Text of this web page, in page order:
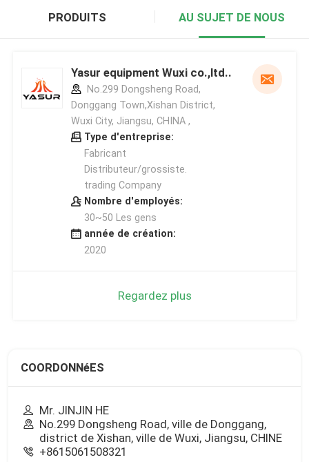
PRODUITS AU SUJET DE NOUS
Yasur equipment Wuxi co.,ltd..
No.299 Dongsheng Road,
Donggang Town,Xishan District,
Wuxi City, Jiangsu, CHINA ,
Type d'entreprise:
Fabricant
Distributeur/grossiste.
trading Company
Nombre d'employés:
30~50 Les gens
année de création:
2020
Regardez plus
COORDONNéES
Mr. JINJIN HE
No.299 Dongsheng Road, ville de Donggang,
district de Xishan, ville de Wuxi, Jiangsu, CHINE
+8615061508321